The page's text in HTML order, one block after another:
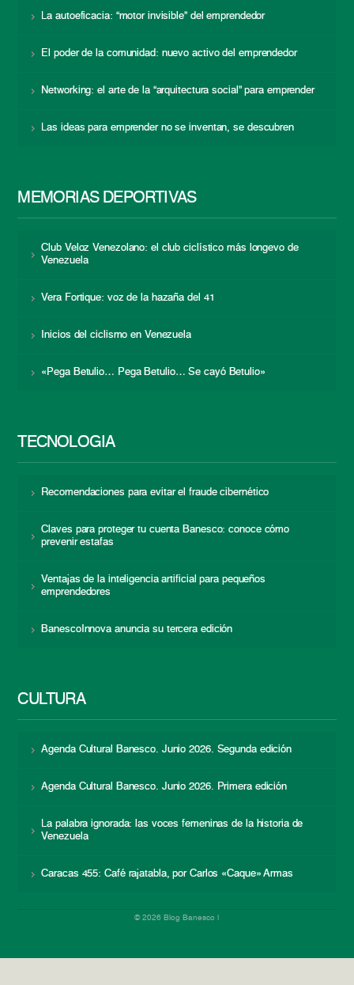
La autoeficacia: “motor invisible” del emprendedor
El poder de la comunidad: nuevo activo del emprendedor
Networking: el arte de la “arquitectura social” para emprender
Las ideas para emprender no se inventan, se descubren
MEMORIAS DEPORTIVAS
Club Veloz Venezolano: el club ciclístico más longevo de
Venezuela
Vera Fortique: voz de la hazaña del 41
Inicios del ciclismo en Venezuela
«Pega Betulio… Pega Betulio… Se cayó Betulio»
TECNOLOGÍA
Recomendaciones para evitar el fraude cibernético
Claves para proteger tu cuenta Banesco: conoce cómo
prevenir estafas
Ventajas de la inteligencia artificial para pequeños
emprendedores
BanescoInnova anuncia su tercera edición
CULTURA
Agenda Cultural Banesco. Junio 2026. Segunda edición
Agenda Cultural Banesco. Junio 2026. Primera edición
La palabra ignorada: las voces femeninas de la historia de
Venezuela
Caracas 455: Café rajatabla, por Carlos «Caque» Armas
© 2026 Blog Banesco |